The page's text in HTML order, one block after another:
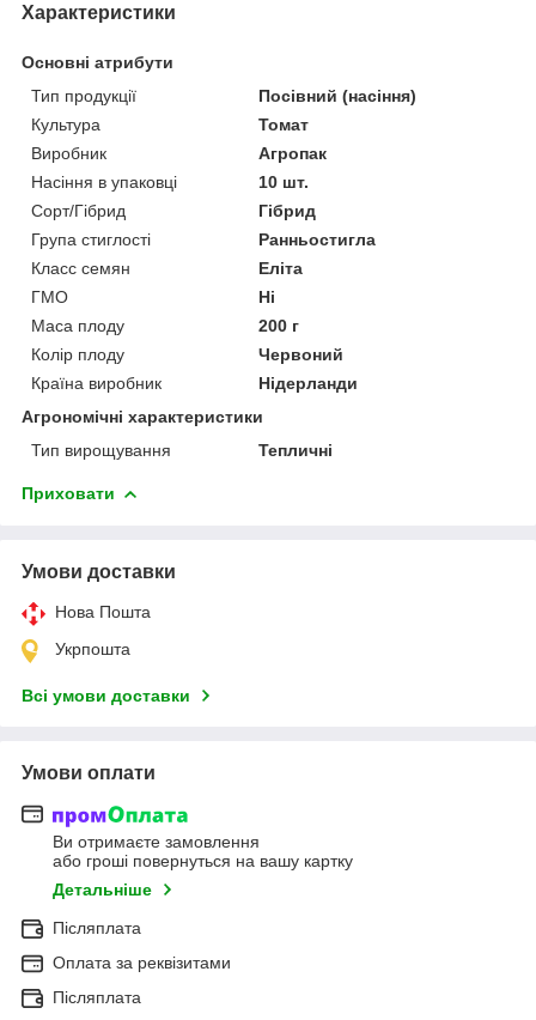
Характеристики
Основні атрибути
Тип продукції
Посівний (насіння)
Культура
Томат
Виробник
Агропак
Насіння в упаковці
10 шт.
Сорт/Гібрид
Гібрид
Група стиглості
Ранньостигла
Класс семян
Еліта
ГМО
Ні
Маса плоду
200 г
Колір плоду
Червоний
Країна виробник
Нідерланди
Агрономічні характеристики
Тип вирощування
Тепличні
Приховати
Умови доставки
Нова Пошта
Укрпошта
Всі умови доставки
Умови оплати
Ви отримаєте замовлення
або гроші повернуться на вашу картку
Детальніше
Післяплата
Оплата за реквізитами
Післяплата